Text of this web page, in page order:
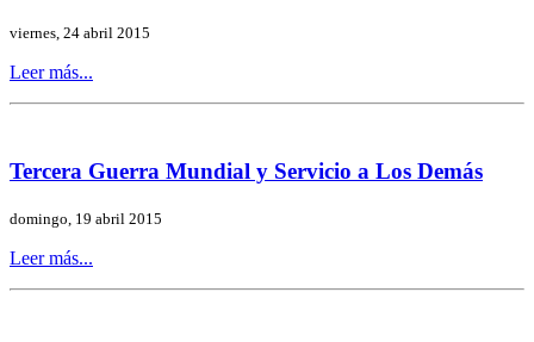
viernes, 24 abril 2015
Leer más...
Tercera Guerra Mundial y Servicio a Los Demás
domingo, 19 abril 2015
Leer más...